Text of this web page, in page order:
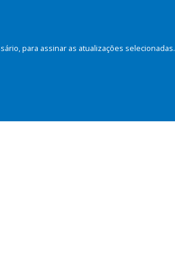
para assinar as atualizações selecionadas.